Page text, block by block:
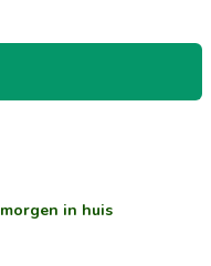
morgen in huis